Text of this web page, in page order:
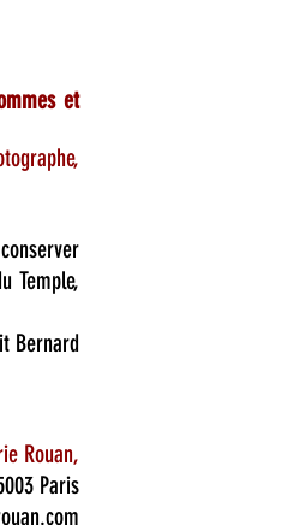
et
Temple,
Bernard
Rouan,
Paris